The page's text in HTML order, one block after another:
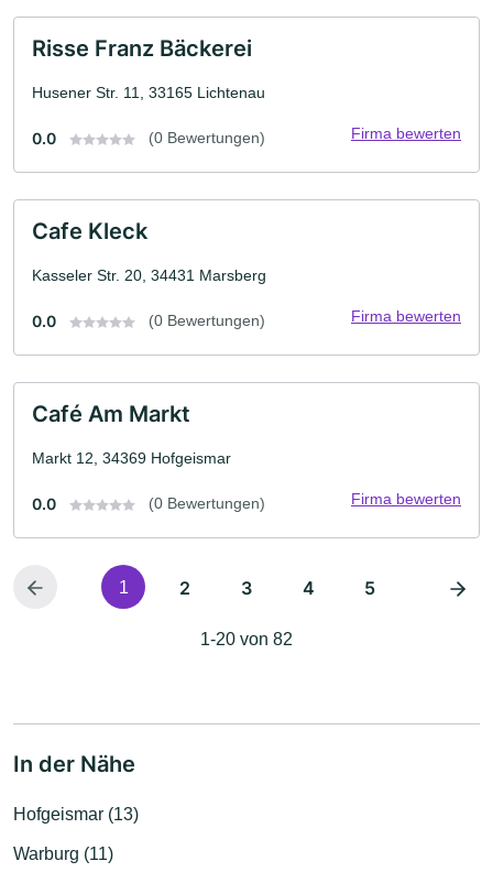
Risse Franz Bäckerei
Husener Str. 11, 33165 Lichtenau
0.0 (0 Bewertungen) Firma bewerten
Cafe Kleck
Kasseler Str. 20, 34431 Marsberg
0.0 (0 Bewertungen) Firma bewerten
Café Am Markt
Markt 12, 34369 Hofgeismar
0.0 (0 Bewertungen) Firma bewerten
1 2 3 4 5
1-20 von 82
In der Nähe
Hofgeismar (13)
Warburg (11)